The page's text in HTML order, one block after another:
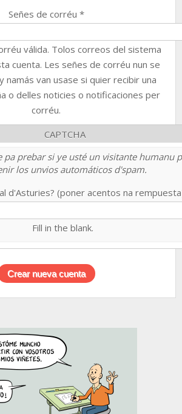
Señes de corréu *
válida. Tolos correos del sistema
cuenta. Les señes de corréu nun se
namás van usase si quier recibir una
o delles noticies o notificaciones per
corréu.
CAPTCHA
pa prebar si ye usté un visitante humanu
los unvios automáticos d'spam.
d'Asturies? (poner acentos na
Fill in the blank.